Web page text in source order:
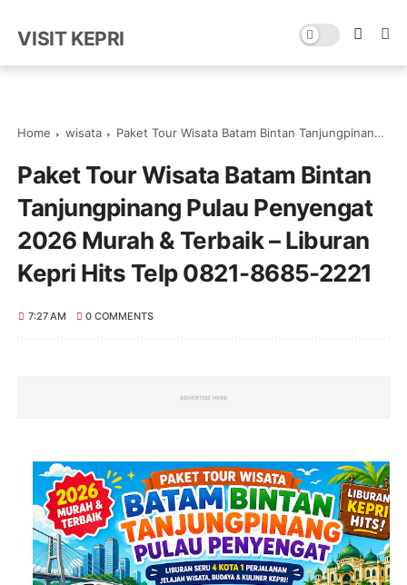
VISIT KEPRI
Home wisata Paket Tour Wisata Batam Bintan Tanjungpinang Pulau Penyengat 2026 Murah & Terbaik – Liburan Kepri Hits Telp 0821-8685-2221
Paket Tour Wisata Batam Bintan
Tanjungpinang Pulau Penyengat
2026 Murah & Terbaik – Liburan
Kepri Hits Telp 0821-8685-2221
7:27 AM 0 COMMENTS